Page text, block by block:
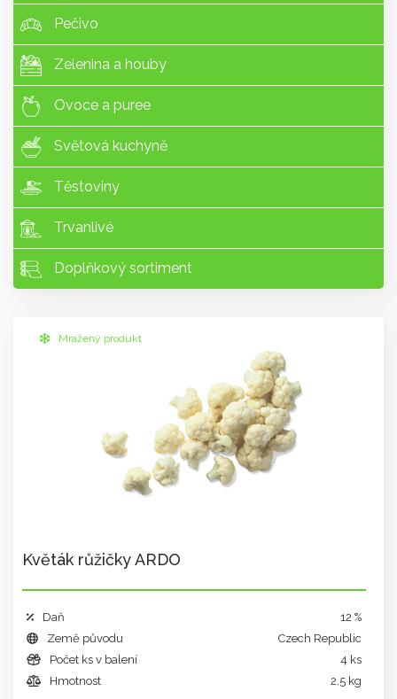
Pečivo
Zelenina a houby
Ovoce a puree
Světová kuchyně
Těstoviny
Trvanlivé
Doplňkový sortiment
Mražený produkt
Květák růžičky ARDO
Daň
12 %
Země původu
Czech Republic
Počet ks v balení
4 ks
Hmotnost
2.5 kg